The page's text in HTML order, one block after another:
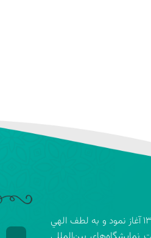
شركت نمايشگاه‌هاي بين‌المللي استان اصفهان فعاليت خود را در سال ۱۳۷۲ آغاز نمود و به لطف الهي